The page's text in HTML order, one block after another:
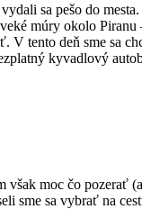
sa pešo do
múry okolo
V tento deň sme sa
kyvadlový
však moc čo pozerať
sme sa vybrať na